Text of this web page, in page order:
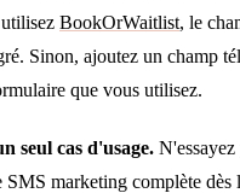
BookOrWaitlist, le
Sinon, ajoutez un champ
que vous utilisez.
seul cas d'usage. N'essayez
SMS marketing complète dès